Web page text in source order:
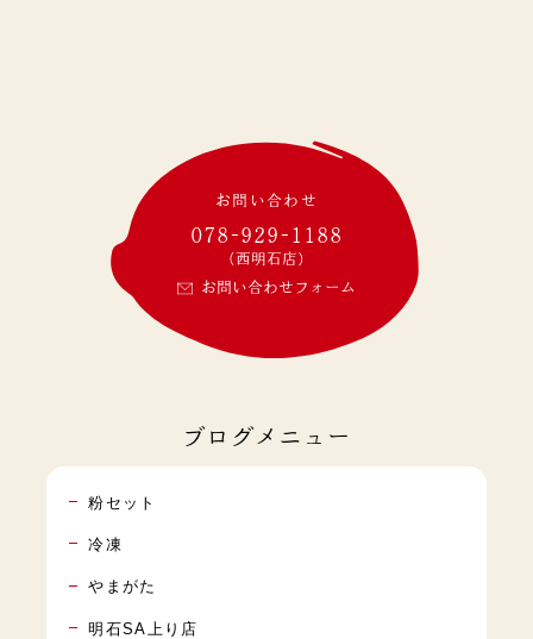
お問い合わせ
078-929-1188
(西明石店)
お問い合わせフォーム
ブログメニュー
粉セット
冷凍
やまがた
明石SA上り店